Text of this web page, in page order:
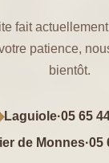
fait
patience,
bientôt.
Laguiole·05 65
de Monnes·05